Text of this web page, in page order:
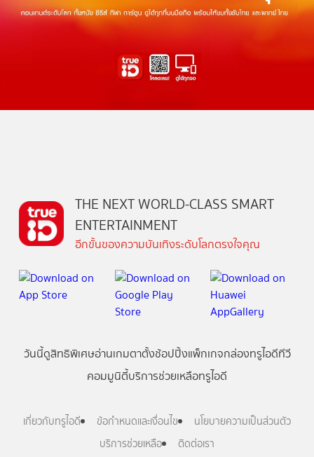
THE NEXT WORLD-CLASS SMART
ENTERTAINMENT
อีกขั้นของความบันเทิงระดับโลกตรงใจคุณ
วันนี้ดูสิทธิพิเศษอ่านเกมตาตั้งช้อปปิ้งแพ็กเกจกล่องทรูไอดีทีวี
คอมมูนิตี้บริการช่วยเหลือทรูไอดี
เกี่ยวกับทรูไอดี ข้อกำหนดและเงื่อนไข
นโยบายความเป็นส่วนตัว
บริการช่วยเหลือ
ติดต่อเรา